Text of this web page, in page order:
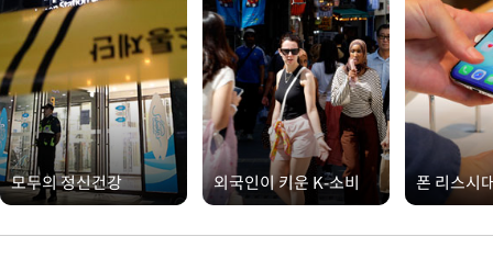
모두의 정신건강 외국인이 키운 K-소비 폰 리스시